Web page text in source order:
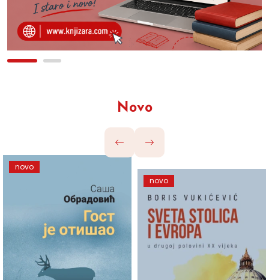
Novo
novo
novo